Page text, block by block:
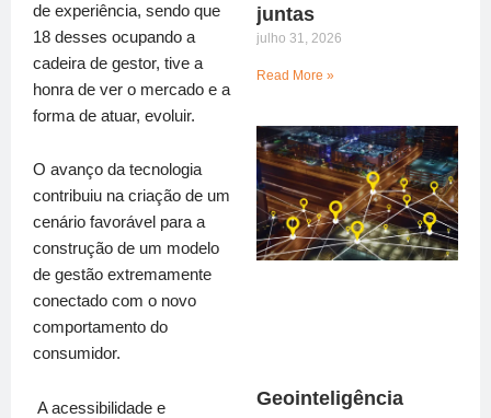
de experiência, sendo que
18 desses ocupando a
cadeira de gestor, tive a
honra de ver o mercado e a
forma de atuar, evoluir.
O avanço da tecnologia
contribuiu na criação de um
cenário favorável para a
construção de um modelo
de gestão extremamente
conectado com o novo
comportamento do
consumidor.
A acessibilidade e
juntas
julho 31, 2026
Read More »
Geointeligência